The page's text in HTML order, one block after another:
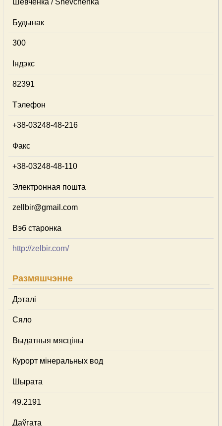
Шевченка / Shevchenka
Будынак
300
Індэкс
82391
Тэлефон
+38-03248-48-216
Факс
+38-03248-48-110
Электронная пошта
zellbir@gmail.com
Вэб старонка
http://zelbir.com/
Размяшчэнне
Дэталі
Сяло
Выдатныя мясціны
Курорт мінеральных вод
Шырата
49.2191
Даўгата